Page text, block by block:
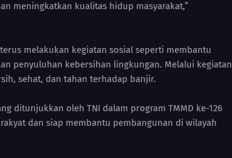
meningkatkan kualitas hidup masyarakat,”
melakukan kegiatan sosial seperti membantu
penyuluhan kebersihan lingkungan. Melalui kegiatan
sehat, dan tahan terhadap banjir.
ditunjukkan oleh TNI dalam program TMMD ke-126
dan siap membantu pembangunan di wilayah